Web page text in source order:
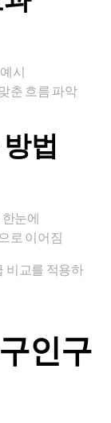
시
춘 흐름 파악
법
눈에
로 이어짐
비교를 적용하
인구